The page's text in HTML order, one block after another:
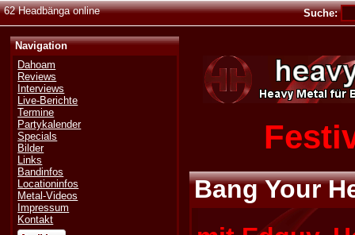
62 Headbänga online Suche:
Navigation
Dahoam
Reviews
Interviews
Live-Berichte
Termine
Partykalender
Specials
Bilder
Links
Bandinfos
Locationinfos
Metal-Videos
Impressum
Kontakt
Bang Your